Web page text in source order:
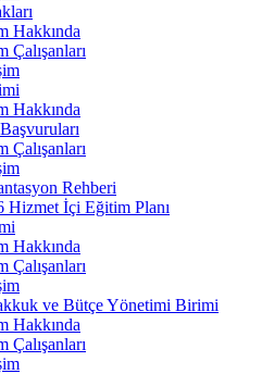
Hakkında
Çalışanları
Hakkında
Çalışanları
Rehberi
Hizmet İçi Eğitim Planı
Hakkında
Çalışanları
ve Bütçe Yönetimi Birimi
Hakkında
Çalışanları